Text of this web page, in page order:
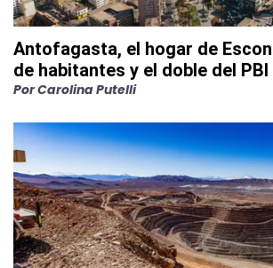
Antofagasta, el hogar de
de habitantes y el doble del PBI
PorCarolina Putelli